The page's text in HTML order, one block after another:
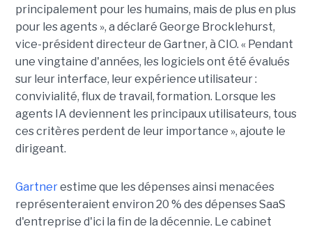
principalement pour les humains, mais de plus en plus
pour les agents », a déclaré George Brocklehurst,
vice-président directeur de Gartner, à CIO. « Pendant
une vingtaine d'années, les logiciels ont été évalués
sur leur interface, leur expérience utilisateur :
convivialité, flux de travail, formation. Lorsque les
agents IA deviennent les principaux utilisateurs, tous
ces critères perdent de leur importance », ajoute le
dirigeant.
Gartnerestime que les dépenses ainsi menacées
représenteraient environ 20 % des dépenses SaaS
d'entreprise d'ici la fin de la décennie. Le cabinet